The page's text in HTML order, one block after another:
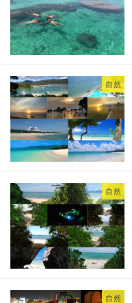
自然
自然
自然